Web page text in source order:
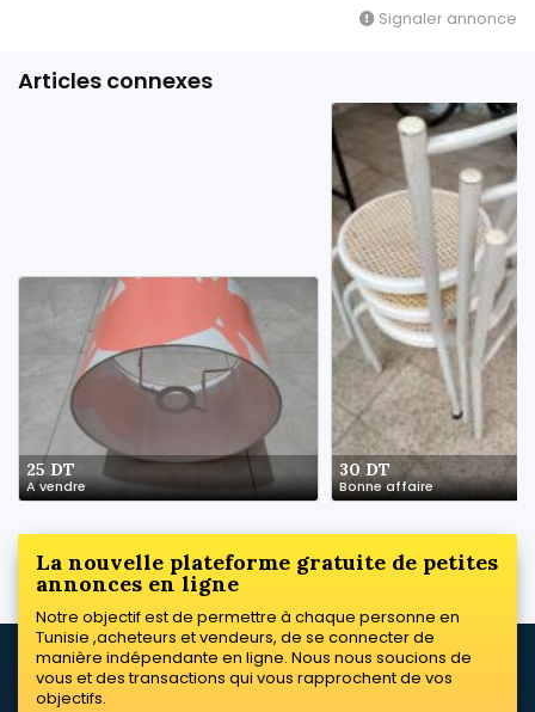
Signaler annonce
Articles connexes
25 DT
A vendre
30 DT
Bonne affaire
La nouvelle plateforme gratuite de petites
annonces en ligne
Notre objectif est de permettre à chaque personne en
Tunisie ,acheteurs et vendeurs, de se connecter de
manière indépendante en ligne. Nous nous soucions de
vous et des transactions qui vous rapprochent de vos
objectifs.